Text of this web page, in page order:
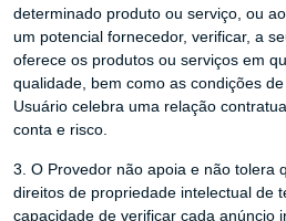
determinado produto ou serviço, ou
um potencial fornecedor, verificar, a
oferece os produtos ou serviços em
qualidade, bem como as condições
Usuário celebra uma relação
conta e risco.
3. O Provedor não apoia e não tolera
direitos de propriedade intelectual de
capacidade de verificar cada anúncio